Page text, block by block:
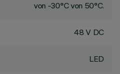
von -30°C von 50°C.
48 V DC
LED